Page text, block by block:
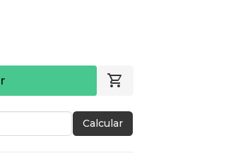
Calcular